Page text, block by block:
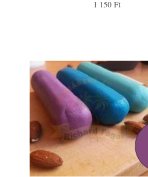
1 150 Ft